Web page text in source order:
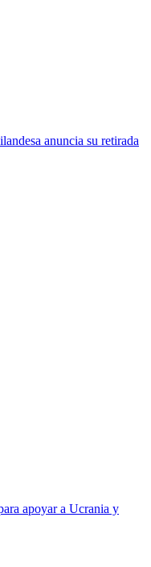
anuncia su retirada
apoyar a Ucrania y